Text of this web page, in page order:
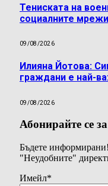
Тениската на
социалните мрежи
09/08/2026
Илияна Йотова:
граждани е най-
09/08/2026
Абонирайте се
Бъдете
"Неудобните"
Имейл*